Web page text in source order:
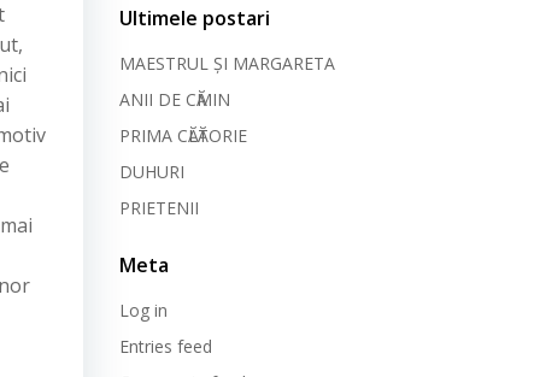
Ultimele postari
MAESTRUL ȘI MARGARETA
ANII DE CӐMIN
PRIMA CӐLӐTORIE
DUHURI
PRIETENII
Meta
Log in
Entries feed